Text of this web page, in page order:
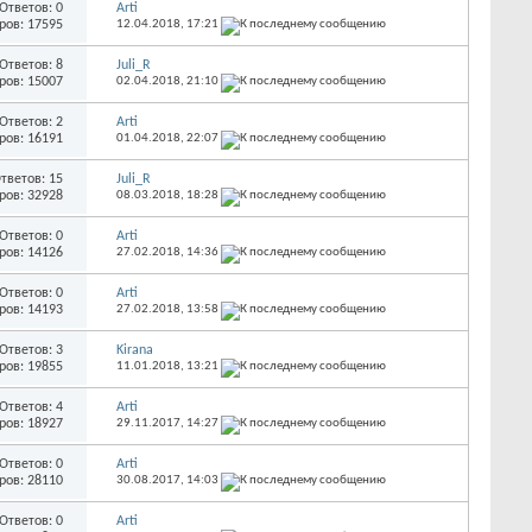
Ответов: 0
17595
Arti
12.04.2018, 17:21
Ответов: 8
15007
Juli_R
02.04.2018, 21:10
Ответов: 2
16191
Arti
01.04.2018, 22:07
15
32928
Juli_R
08.03.2018, 18:28
Ответов: 0
14126
Arti
27.02.2018, 14:36
Ответов: 0
14193
Arti
27.02.2018, 13:58
Ответов: 3
19855
Kirana
11.01.2018, 13:21
Ответов: 4
18927
Arti
29.11.2017, 14:27
Ответов: 0
28110
Arti
30.08.2017, 14:03
Ответов: 0
Arti